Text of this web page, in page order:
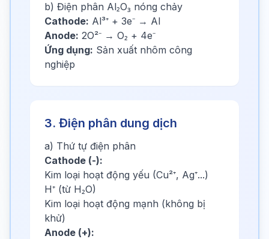
b) Điện phân Al₂O₃ nóng chảy
Cathode: Al³⁺ + 3e⁻ → Al
Anode: 2O²⁻ → O₂ + 4e⁻
Ứng dụng: Sản xuất nhôm công
nghiệp
3. Điện phân dung dịch
a) Thứ tự điện phân
Cathode (-):
Kim loại hoạt động yếu (Cu²⁺, Ag⁺...)
H⁺ (từ H₂O)
Kim loại hoạt động mạnh (không bị
khử)
Anode (+):